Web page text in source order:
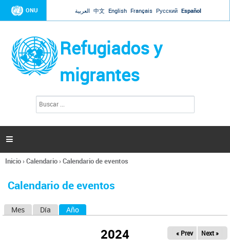
Jump to navigation
ONU العربية 中文 English Français Русский Español
Refugiados y
migrantes
l
s

Se
usted
Inicio›Calendario›Calendario de eventos
Calendario de eventos
Mes Día Año
2024 « Prev Next »